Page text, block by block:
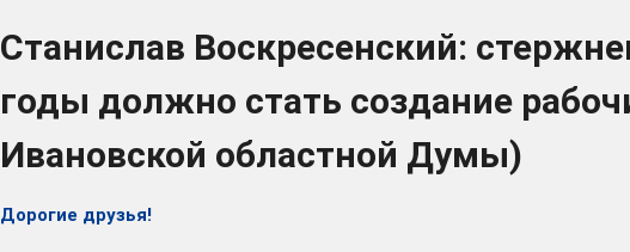
Станислав Воскресенский:
годы должно стать создание
Ивановской областной Думы)
Дорогие друзья!